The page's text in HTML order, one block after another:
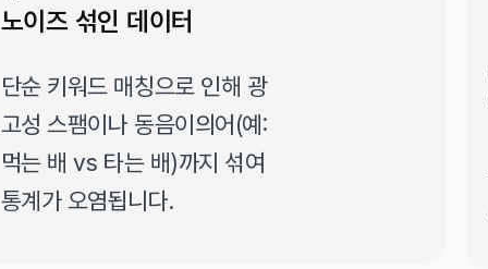
노이즈 섞인 데이터
단순 키워드 매칭으로 인해 광
고성 스팸이나 동음이의어(예:
먹는 배 vs 타는 배)까지 섞여
통계가 오염됩니다.